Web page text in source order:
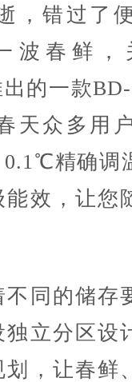
，错过了
波春鲜，
的一款
天众多用
精确调
效，让您
同的储存
立分区设
，让春鲜